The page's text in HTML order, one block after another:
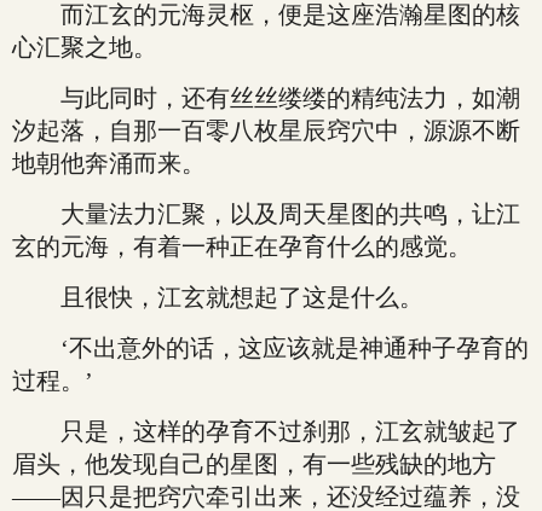
而江玄的元海灵枢，便是这座浩瀚星图的核
心汇聚之地。
与此同时，还有丝丝缕缕的精纯法力，如潮
汐起落，自那一百零八枚星辰窍穴中，源源不断
地朝他奔涌而来。
大量法力汇聚，以及周天星图的共鸣，让江
玄的元海，有着一种正在孕育什么的感觉。
且很快，江玄就想起了这是什么。
‘不出意外的话，这应该就是神通种子孕育的
过程。’
只是，这样的孕育不过刹那，江玄就皱起了
眉头，他发现自己的星图，有一些残缺的地方
——因只是把窍穴牵引出来，还没经过蕴养，没